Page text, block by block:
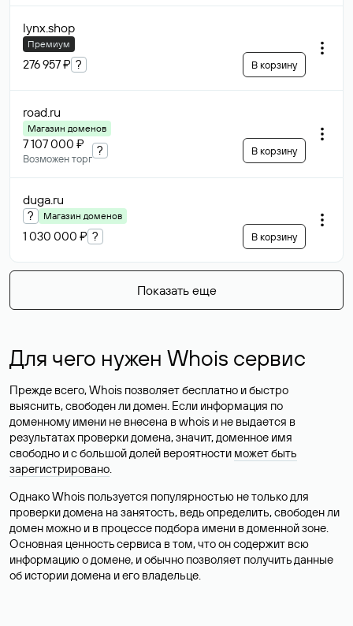
lynx.shop
Премиум
276 957 ₽ ? В корзину
road.ru
Магазин доменов
7 107 000 ₽
Возможен торг
? В корзину
duga.ru
? Магазин доменов
1 030 000 ₽ ? В корзину
Показать еще
Для чего нужен Whois сервис
Прежде всего, Whois позволяет бесплатно и быстро
выяснить, свободен ли домен. Если информация по
доменному имени не внесена в whois и не выдается в
результатах проверки домена, значит, доменное имя
свободно и с большой долей вероятности может быть
зарегистрировано.
Однако Whois пользуется популярностью не только для
проверки домена на занятость, ведь определить, свободен ли
домен можно и в процессе подбора имени в доменной зоне.
Основная ценность сервиса в том, что он содержит всю
информацию о домене, и обычно позволяет получить данные
об истории домена и его владельце.